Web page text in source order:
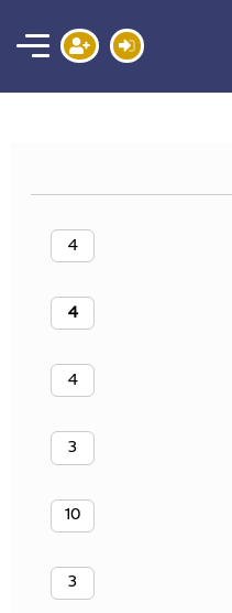
4
4
4
3
10
3